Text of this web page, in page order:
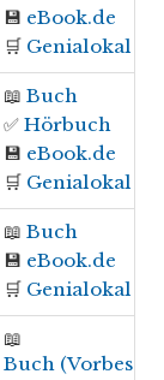
💾 eBook.de
🛒 Genialokal
📖 Buch
✅ Hörbuch
💾 eBook.de
🛒 Genialokal
📖 Buch
💾 eBook.de
🛒 Genialokal
📖
Buch